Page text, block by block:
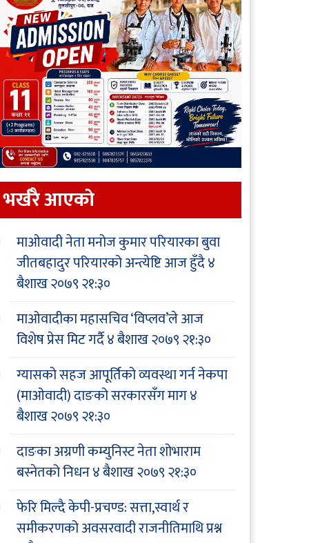
भर्खरै आएकाे
माओवादी नेता मनोज कुमार परियारका बुवा
जीतबहादुर परियारको अन्त्येष्टि आज हुँदै४
बैशाख २०७९ २१:३०
माओवादीका महासचिव ‘विप्लव’ले आज
विशेष प्रेस मिट गर्दै४ बैशाख २०७९ २१:३०
ग्यासको सहज आपूर्तिको व्यवस्था गर्न नेकपा
(माओवादी) दाङको सरकारसँग माग४
बैशाख २०७९ २१:३०
दाङका अग्रणी कम्युनिस्ट नेता शोभाराम
बस्नेतको निधन४ बैशाख २०७९ २१:३०
फेरि मिल्दै केपी-प्रचण्ड: सत्ता,स्वार्थ र
समीकरणको अवसरवादी राजनीतिमाथि प्रश्न